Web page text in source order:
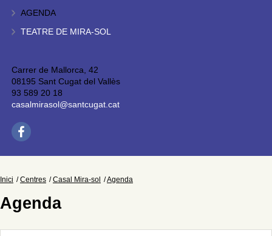
AGENDA
TEATRE DE MIRA-SOL
Carrer de Mallorca, 42
08195 Sant Cugat del Vallès
93 589 20 18
casalmirasol@santcugat.cat
Inici Centres Casal Mira-sol Agenda
Agenda